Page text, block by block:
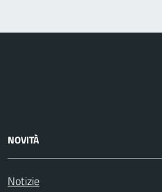
NOVITÀ
Notizie